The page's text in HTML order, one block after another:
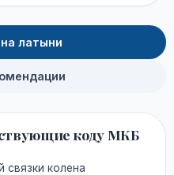
латыни
коду МКБ
связки колена